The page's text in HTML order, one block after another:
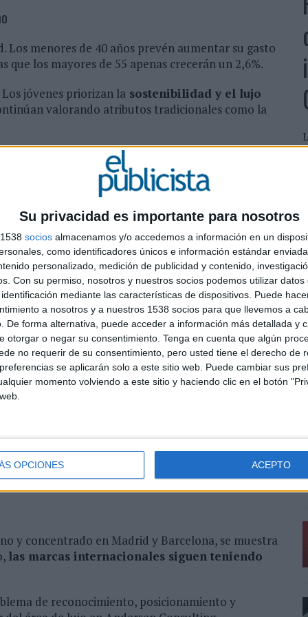
Su privacidad es importante para nosotros
socios almacenamos y/o accedemos a información en un
como identificadores únicos e información estándar
personalizado, medición de publicidad y contenido,
Con su permiso, nosotros y nuestros socios podemos utilizar datos
mediante las características de dispositivos. Puede
a nosotros y a nuestros 1538 socios para que llevemos a
De forma alternativa, puede acceder a información más detallada y
otorgar o negar su consentimiento. Tenga en cuenta que algún
no requerir de su consentimiento, pero usted tiene el derecho de
se aplicarán solo a este sitio web. Puede cambiar sus
momento volviendo a este sitio y haciendo clic en el botón
OPCIONES ACEPTO
menores de 40 años prevén aumentar su gasto
que los mayores de 55 apenas crecerán un 2,6%.
jóvenes priorizan la sostenibilidad y el lujo
valorando atributos tradicionales como la
de crecimiento inercial para entrar en un entorno
vicepresidente para Europa del Sur y
en el segmento aspiracional, clave para el
gasto hacia alternativas como el mercado de
ahorro.
que el precio sube más rápido que la emoción”,
negocio de LLYC Europa.
nivel se consolida como el principal motor de
visitas, su gasto medio por estancia alcanza los
digital sobre lujo en España,
de consumo y Asia por su interés creciente,
y concentrado en Madrid y Barcelona, se muestra
las marcas internacionales siguen teniendo
de reconocimiento, posicionamiento y